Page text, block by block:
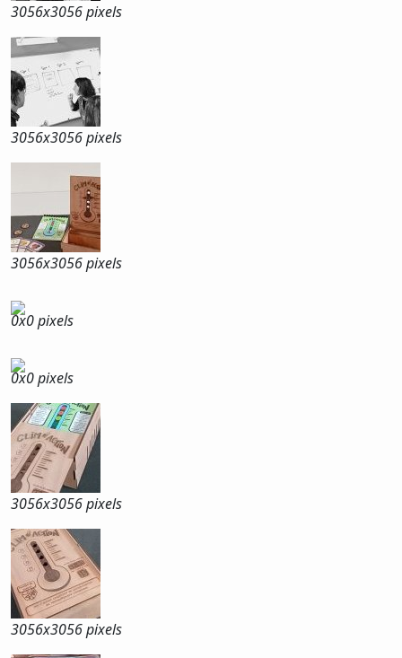
3056x3056 pixels
3056x3056 pixels
3056x3056 pixels
0x0 pixels
0x0 pixels
3056x3056 pixels
3056x3056 pixels